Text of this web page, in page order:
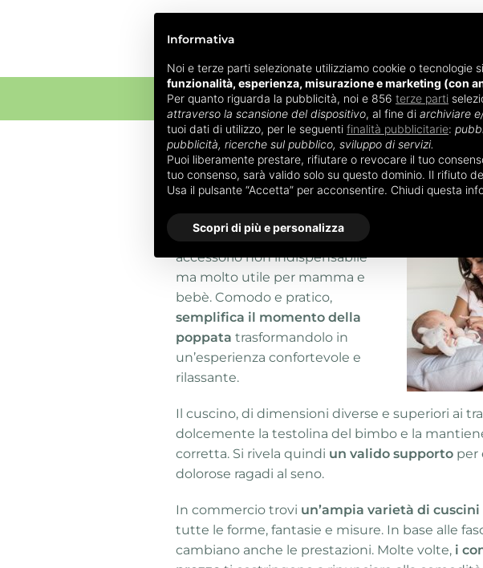
Informativa
Noi e terze parti selezionate utilizziamo cookie o
funzionalità, esperienza, misurazione e marketing (con
Per quanto riguarda la pubblicità, noi e 856 terze parti
attraverso la scansione del dispositivo, al fine di archiviare
tuoi dati di utilizzo, per le seguenti finalità pubblicitarie:
pubblicità, ricerche sul pubblico, sviluppo di servizi.
Puoi liberamente prestare, rifiutare o revocare il tuo
tuo consenso, sarà valido solo su questo dominio. Il rifiuto
Usa il pulsante “Accetta” per acconsentire. Chiudi questa
Scopri di più e personalizza
ALLATTAMENTO
Home» Cuscino allattamento»Cuscino allattamento
Cuscino allattamento fai
Il cuscinoper allattamento
è un
accessorio non indispensabile
ma molto utile per mamma e
bebè. Comodo e pratico,
semplifica il momento della
poppata trasformandolo in
un’esperienza confortevole e
rilassante.
Il cuscino, di dimensioni diverse e superiori ai
dolcemente la testolina del bimbo e la
corretta. Si rivela quindi un valido supporto per
dolorose ragadi al seno.
In commercio trovi un’ampia varietà di cuscini
tutte le forme, fantasie e misure. In base alle
cambiano anche le prestazioni. Molte volte, i